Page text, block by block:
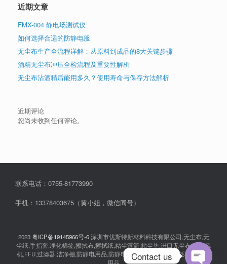
近期文章
FMX-004 静电场测试仪
如何选择合适的防静电服
无尘布生产全流程详解：从原料到成品的8大关键步骤
酒精无尘布冲压全检流程及重要性解析
无尘布沾酒精后能用多久？使用寿命与保存方法解析
近期评论
您尚未收到任何评论。
联系电话：0755-81773990
手机：13378403675（黄小姐，微信同号）
2023粤ICP备19145966号-6深圳市优斯特新材料科技有限公司,无尘布,无
尘纸,手指套,净化棉签,擦拭布,擦拭纸,粘尘滚筒,粘尘垫,进口无尘布,离子风
机,FFU,过滤器,洁净棚,防静电用品,防静电衣服,无尘室消耗品,耗材,实验室
Contact us